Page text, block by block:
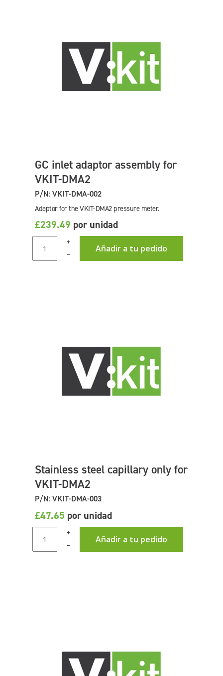
GC inlet adaptor assembly for
VKIT-DMA2
P/N: VKIT-DMA-002
Adaptor for the VKIT-DMA2 pressure meter.
£239.49 por unidad
+
Añadir a tu pedido
–
Stainless steel capillary only for
VKIT-DMA2
P/N: VKIT-DMA-003
£47.65 por unidad
+
Añadir a tu pedido
–